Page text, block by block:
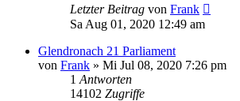
Letzter Beitrag von Frank
Sa Aug 01, 2020 12:49 am
Glendronach 21 Parliament
von Frank » Mi Jul 08, 2020 7:26 pm
1 Antworten
14102 Zugriffe